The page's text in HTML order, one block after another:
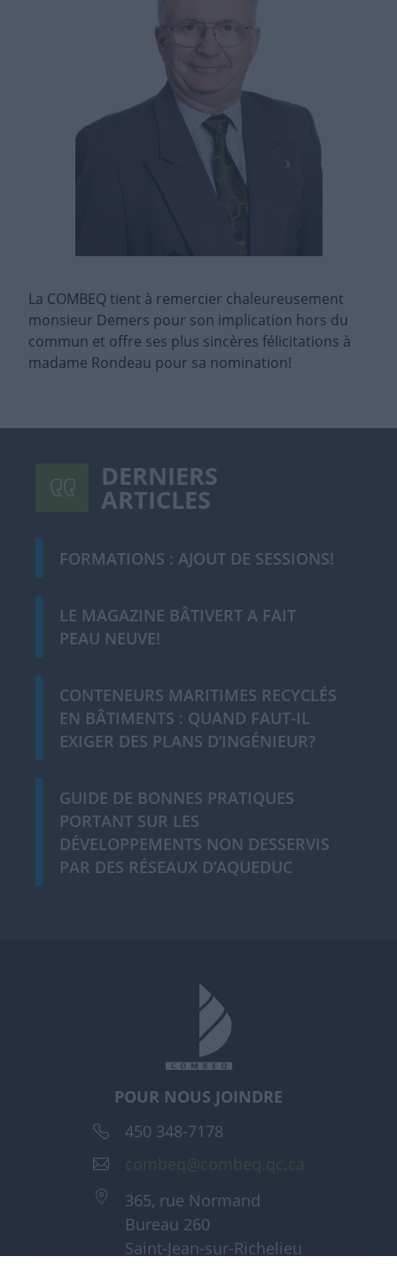
La COMBEQ tient à remercier chaleureusement
monsieur Demers pour son implication hors du
commun et offre ses plus sincères félicitations à
madame Rondeau pour sa nomination!
DERNIERS
ARTICLES
FORMATIONS : AJOUT DE SESSIONS!
LE MAGAZINE BÂTIVERT A FAIT
PEAU NEUVE!
CONTENEURS MARITIMES RECYCLÉS
EN BÂTIMENTS : QUAND FAUT-IL
EXIGER DES PLANS D’INGÉNIEUR?
GUIDE DE BONNES PRATIQUES
PORTANT SUR LES
DÉVELOPPEMENTS NON DESSERVIS
PAR DES RÉSEAUX D’AQUEDUC
POUR NOUS JOINDRE
450 348-7178
365, rue Normand
Bureau 260
Saint-Jean-sur-Richelieu